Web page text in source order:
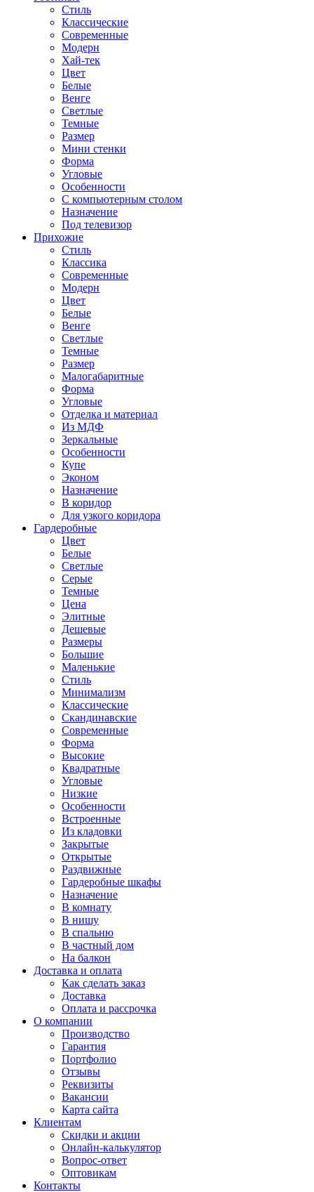
Стиль
Классические
Современные
Модерн
Хай-тек
Цвет
Белые
Венге
Светлые
Темные
Размер
Мини стенки
Форма
Угловые
Особенности
С компьютерным столом
Назначение
Под телевизор
Прихожие
Стиль
Классика
Современные
Модерн
Цвет
Белые
Венге
Светлые
Темные
Размер
Малогабаритные
Форма
Угловые
Отделка и материал
Из МДФ
Зеркальные
Особенности
Купе
Эконом
Назначение
В коридор
Для узкого коридора
Гардеробные
Цвет
Белые
Светлые
Серые
Темные
Цена
Элитные
Дешевые
Размеры
Большие
Маленькие
Стиль
Минимализм
Классические
Скандинавские
Современные
Форма
Высокие
Квадратные
Угловые
Низкие
Особенности
Встроенные
Из кладовки
Закрытые
Открытые
Раздвижные
Гардеробные шкафы
Назначение
В комнату
В нишу
В спальню
В частный дом
На балкон
Доставка и оплата
Как сделать заказ
Доставка
Оплата и рассрочка
О компании
Производство
Гарантия
Портфолио
Отзывы
Реквизиты
Вакансии
Карта сайта
Клиентам
Скидки и акции
Онлайн-калькулятор
Вопрос-ответ
Оптовикам
Контакты